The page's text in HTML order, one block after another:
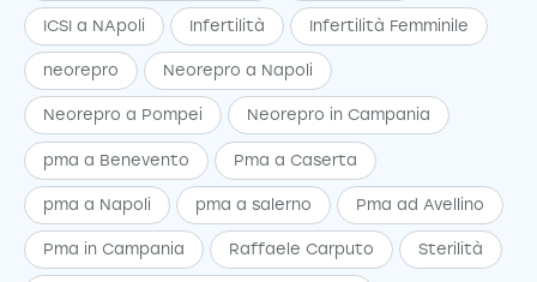
ICSI a NApoli Infertilità Infertilità Femminile
neorepro Neorepro a Napoli
Neorepro a Pompei Neorepro in Campania
pma a Benevento Pma a Caserta
pma a Napoli pma a salerno Pma ad Avellino
Pma in Campania Raffaele Carputo Sterilità